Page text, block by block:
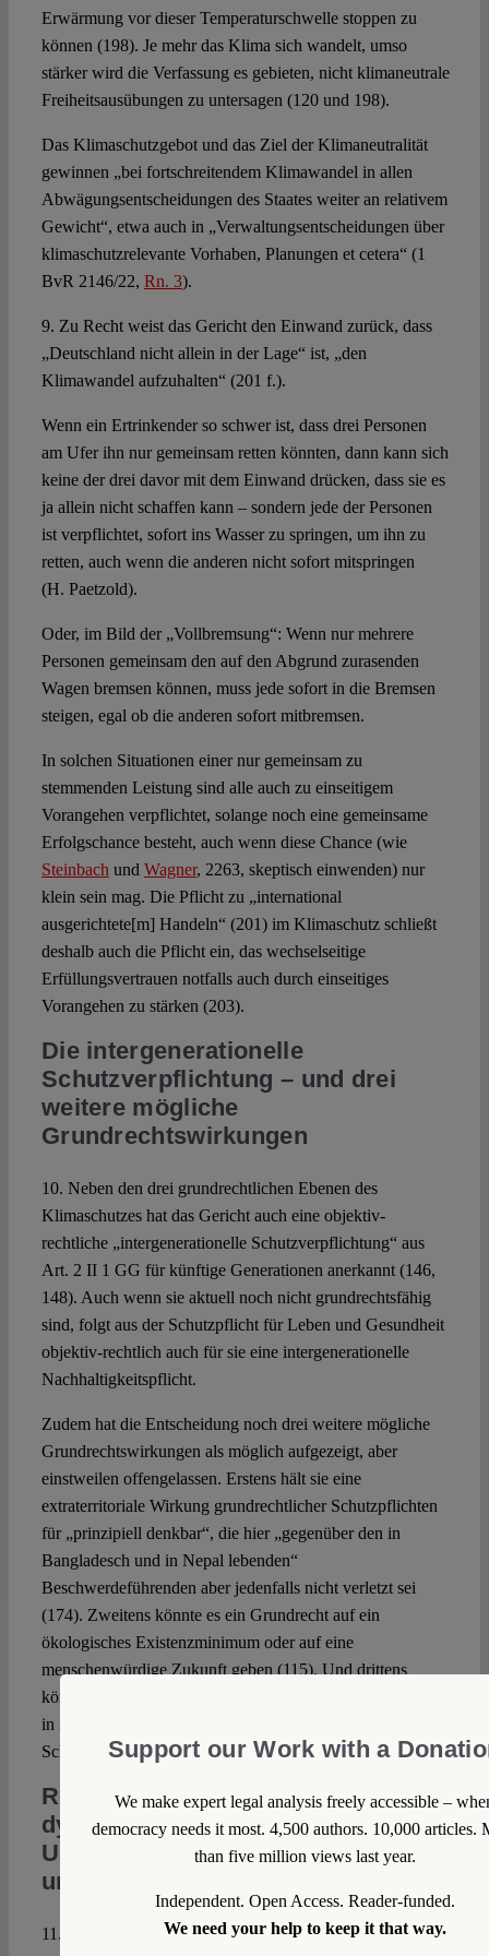
Erwärmung vor dieser Temperaturschwelle stoppen zu
können (198). Je mehr das Klima sich wandelt, umso
stärker wird die Verfassung es gebieten, nicht klimaneutrale
Freiheitsausübungen zu untersagen (120 und 198).
Das Klimaschutzgebot und das Ziel der Klimaneutralität
gewinnen „bei fortschreitendem Klimawandel in allen
Abwägungsentscheidungen des Staates weiter an relativem
Gewicht“, etwa auch in „Verwaltungsentscheidungen über
klimaschutzrelevante Vorhaben, Planungen et cetera“ (1
BvR 2146/22, Rn. 3).
9. Zu Recht weist das Gericht den Einwand zurück, dass
„Deutschland nicht allein in der Lage“ ist, „den
Klimawandel aufzuhalten“ (201 f.).
Wenn ein Ertrinkender so schwer ist, dass drei Personen
am Ufer ihn nur gemeinsam retten könnten, dann kann sich
keine der drei davor mit dem Einwand drücken, dass sie es
ja allein nicht schaffen kann – sondern jede der Personen
ist verpflichtet, sofort ins Wasser zu springen, um ihn zu
retten, auch wenn die anderen nicht sofort mitspringen
(H. Paetzold).
Oder, im Bild der „Vollbremsung“: Wenn nur mehrere
Personen gemeinsam den auf den Abgrund zurasenden
Wagen bremsen können, muss jede sofort in die Bremsen
steigen, egal ob die anderen sofort mitbremsen.
In solchen Situationen einer nur gemeinsam zu
stemmenden Leistung sind alle auch zu einseitigem
Vorangehen verpflichtet, solange noch eine gemeinsame
Erfolgschance besteht, auch wenn diese Chance (wie
Steinbach und Wagner, 2263, skeptisch einwenden) nur
klein sein mag. Die Pflicht zu „international
ausgerichtete[m] Handeln“ (201) im Klimaschutz schließt
deshalb auch die Pflicht ein, das wechselseitige
Erfüllungsvertrauen notfalls auch durch einseitiges
Vorangehen zu stärken (203).
Die intergenerationelle
Schutzverpflichtung – und drei
weitere mögliche
Grundrechtswirkungen
10. Neben den drei grundrechtlichen Ebenen des
Klimaschutzes hat das Gericht auch eine objektiv-
rechtliche „intergenerationelle Schutzverpflichtung“ aus
Art. 2 II 1 GG für künftige Generationen anerkannt (146,
148). Auch wenn sie aktuell noch nicht grundrechtsfähig
sind, folgt aus der Schutzpflicht für Leben und Gesundheit
objektiv-rechtlich auch für sie eine intergenerationelle
Nachhaltigkeitspflicht.
Zudem hat die Entscheidung noch drei weitere mögliche
Grundrechtswirkungen als möglich aufgezeigt, aber
einstweilen offengelassen. Erstens hält sie eine
extraterritoriale Wirkung grundrechtlicher Schutzpflichten
für „prinzipiell denkbar“, die hier „gegenüber den in
Bangladesch und in Nepal lebenden“
Beschwerdeführenden aber jedenfalls nicht verletzt sei
(174). Zweitens könnte es ein Grundrecht auf ein
ökologisches Existenzminimum oder auf eine
menschenwürdige Zukunft geben (115). Und drittens
könnte die intertemporale Freiheit (was konsequent wäre)
in ihrem Anwendungsbereich auch die intergenerationelle
Schutzverpflichtung subjektivieren (191).
Rechtsfortbildung oder
dynamische Auslegung? Zur
Unterscheidung von Entdeckungs-
und Rechtfertigungskontext
11. Hat das Gericht die intertemporale Freiheit nur deshalb
Support our Work with a
We make expert legal analysis freely accessible –
democracy needs it most. 4,500 authors. 10,000 articles.
than five million views last year.
Independent. Open Access. Reader-funded.
We need your help to keep it that way.